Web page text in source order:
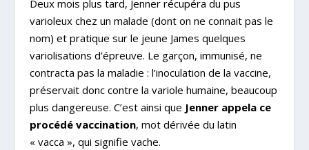
Deux mois plus tard, Jenner récupéra du pus
varioleux chez un malade (dont on ne connait pas le
nom) et pratique sur le jeune James quelques
variolisations d’épreuve. Le garçon, immunisé, ne
contracta pas la maladie : l’inoculation de la vaccine,
préservait donc contre la variole humaine, beaucoup
plus dangereuse. C’est ainsi que Jenner appela ce
procédé vaccination, mot dérivée du latin
« vacca », qui signifie vache.